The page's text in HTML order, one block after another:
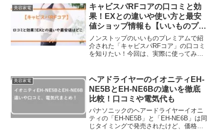
使用することで、転がしてるだけでもど
んどん暖まりながら表情筋...
美容家電
キャビスパRFコアの口コミと効
果！EXとの違いや使い方と最安
値ショップ情報も【いいものプレ
ミアム】
ノンストップのいいものプレミアムで紹
介された「キャビスパRFコア」の口コミ
を知りたい！今回は、実際に使ってみた
などについて徹底調査してまとめてみま
した。番組を見て気になってるという方
にも参考になればうれしいです。
美容家電
ヘアドライヤーのイオニティEH-
NE5BとEH-NE6Bの違いを徹底
比較！口コミや電気代も
パナソニックのヘアードライヤーイオニ
ティの「EH-NE5B」と「EH-NE6B」は同
じタイミングで発売されたけど、価格以